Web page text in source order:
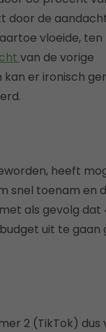
door de
vloeide, ten
van de vorige
er ironisch
heeft
snel toenam en
als gevolg dat
uit te gaan
2 (TikTok) dus